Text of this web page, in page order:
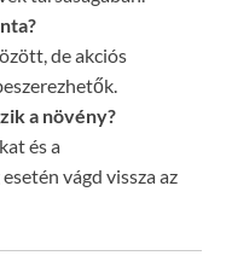
de akciós
a növény?
és a
vágd vissza az